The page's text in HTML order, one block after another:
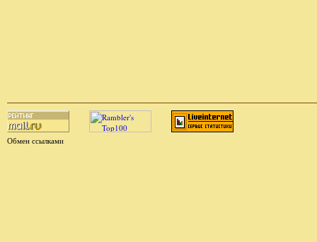
Обмен ссылками